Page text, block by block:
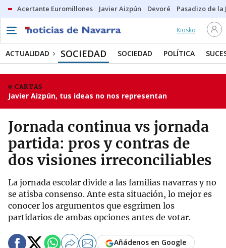
Acertante Euromillones Javier Aizpún Devoré Pasadizo de la
Kiosko
ACTUALIDAD SOCIEDAD SOCIEDAD POLÍTICA
CARTAS
Javier Aizpún, tus ideas no nos representan
Jornada continua vs jornada
partida: pros y contras de
dos visiones irreconciliables
La jornada escolar divide a las familias navarras y no
se atisba consenso. Ante esta situación, lo mejor es
conocer los argumentos que esgrimen los
partidarios de ambas opciones antes de votar.
Añádenos en Google